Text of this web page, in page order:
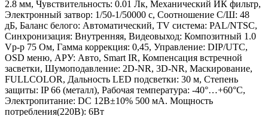
2.8 мм, Чувствительность: 0.01 Лк, Механический ИК фильтр,
Электронный затвор: 1/50-1/50000 c, Соотношение С/Ш: 48
дБ, Баланс белого: Автоматический, TV система: PAL/NTSC,
Синхронизация: Внутренняя, Видеовыход: Композитный 1.0
Vp-p 75 Ом, Гамма коррекция: 0,45, Управление: DIP/UTC,
OSD меню, АРУ: Авто, Smart IR, Компенсация встречной
засветки, Шумоподавление: 2D-NR, 3D-NR, Маскирование,
FULLCOLOR, Дальность LED подсветки: 30 м, Степень
защиты: IP 66 (металл), Рабочая температура: -40°…+60°C,
Электропитание: DC 12B±10% 500 мА. Мощность
потребления(220В): 6Вт